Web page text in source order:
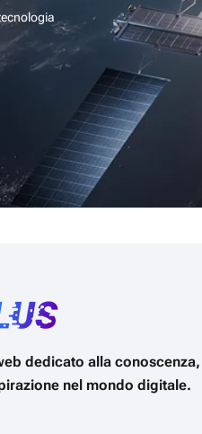
dedicato alla conoscenza,
nel mondo digitale.